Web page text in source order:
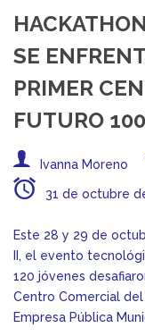
SE
PRIMER
FUTURO
Ivanna Moreno
31 de octubre
Este 28 y 29 de
II, el evento
120 jóvenes
Centro Comercial
Empresa Pública